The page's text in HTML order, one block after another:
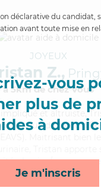
déclarative du candidat,
avant toute mise en
vous
plus de
à
Je m'inscris
JOYEUX
Z.,
à 5km de chez Vous
, impliqué et altruiste,
un diplôme
lessive/repassage